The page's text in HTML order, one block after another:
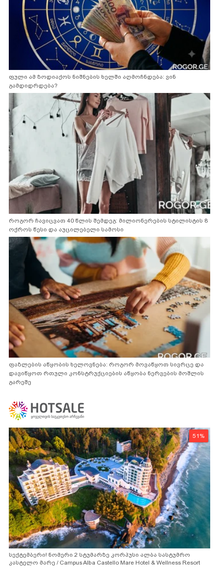
ფული ამ ზოდიაქოს ნიშნების ხელში აღმოჩნდება: ვინ
გამდიდრდება?
როგორ ჩავიცვათ 40 წლის შემდეგ: მილიონერების სტილისტის 8
ოქროს წესი და აუცილებელი სამოსი
ფაზლების აწყობის ხელოვნება: როგორ მოვაწყოთ სივრცე და
დავიწყოთ რთული კონსტრუქციების აწყობა ნერვების მოშლის
გარეშე
51%
სექტემბერი! ნომერი 2 სტუმარზე კორპუსი ალბა სასტუმრო
კასტელო მარე / Campus Alba Castello Mare Hotel & Wellness Resort